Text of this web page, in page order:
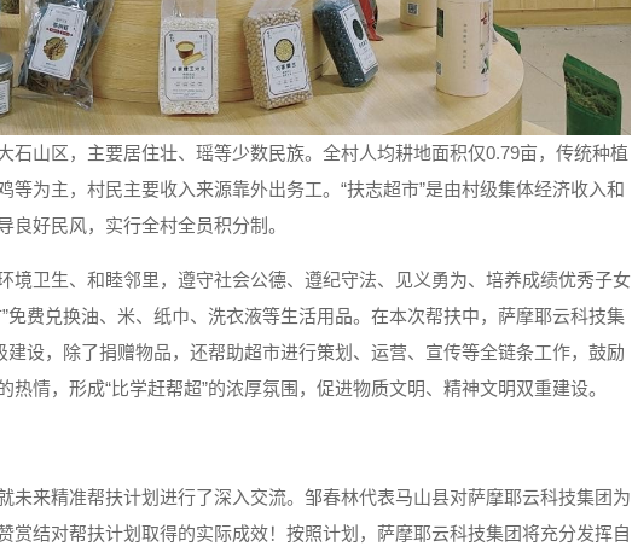
石山区，主要居住壮、瑶等少数民族。全村人均耕地面积仅0.79亩，传统种植
等为主，村民主要收入来源靠外出务工。“扶志超市”是由村级集体经济收入和
好民风，实行全村全员积分制。
境卫生、和睦邻里，遵守社会公德、遵纪守法、见义勇为、培养成绩优秀子女
免费兑换油、米、纸巾、洗衣液等生活用品。在本次帮扶中，萨摩耶云科技集
建设，除了捐赠物品，还帮助超市进行策划、运营、宣传等全链条工作，鼓励
情，形成“比学赶帮超”的浓厚氛围，促进物质文明、精神文明双重建设。
未来精准帮扶计划进行了深入交流。邹春林代表马山县对萨摩耶云科技集团为
赏结对帮扶计划取得的实际成效！按照计划，萨摩耶云科技集团将充分发挥自